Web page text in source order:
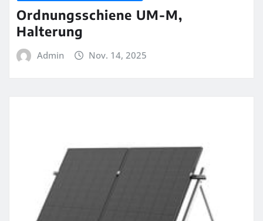
Ordnungsschiene UM-M,
Halterung
Admin Nov. 14, 2025